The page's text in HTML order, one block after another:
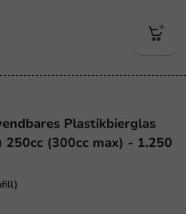
Plastikbierglas
250cc (300cc max) - 1.250